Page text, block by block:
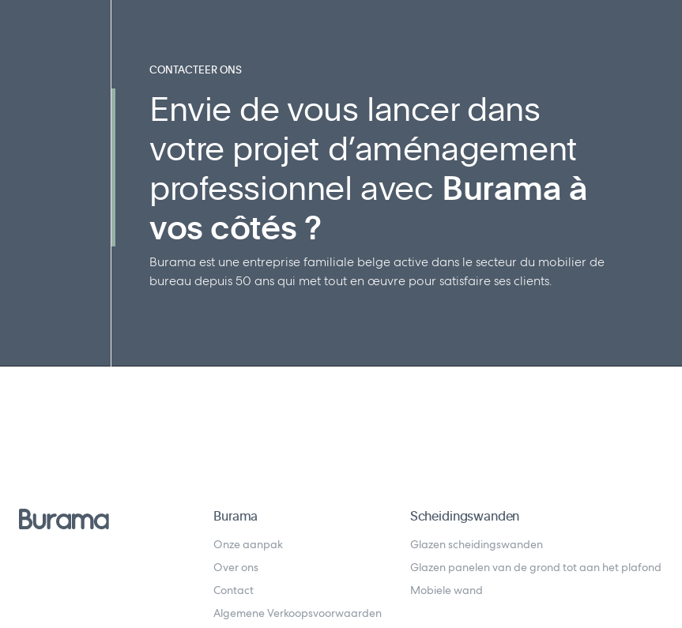
CONTACTEER ONS
Envie de vous lancer dans
votre projet d’aménagement
professionnel avec Burama à
vos côtés ?
Burama est une entreprise familiale belge active dans le secteur du mobilier de
bureau depuis 50 ans qui met tout en œuvre pour satisfaire ses clients.
Burama
Onze aanpak
Over ons
Contact
Algemene Verkoopsvoorwaarden
Scheidingswanden
Glazen scheidingswanden
Glazen panelen van de grond tot aan het plafond
Mobiele wand